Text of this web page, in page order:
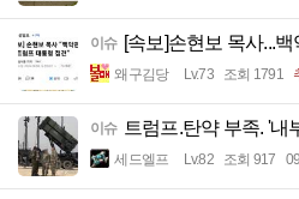
이슈 [속보]손현보 목사...
왜구김당 Lv.73 조회 1791
이슈 트럼프.탄약 부족. '내
세드엘프 Lv.82 조회 917